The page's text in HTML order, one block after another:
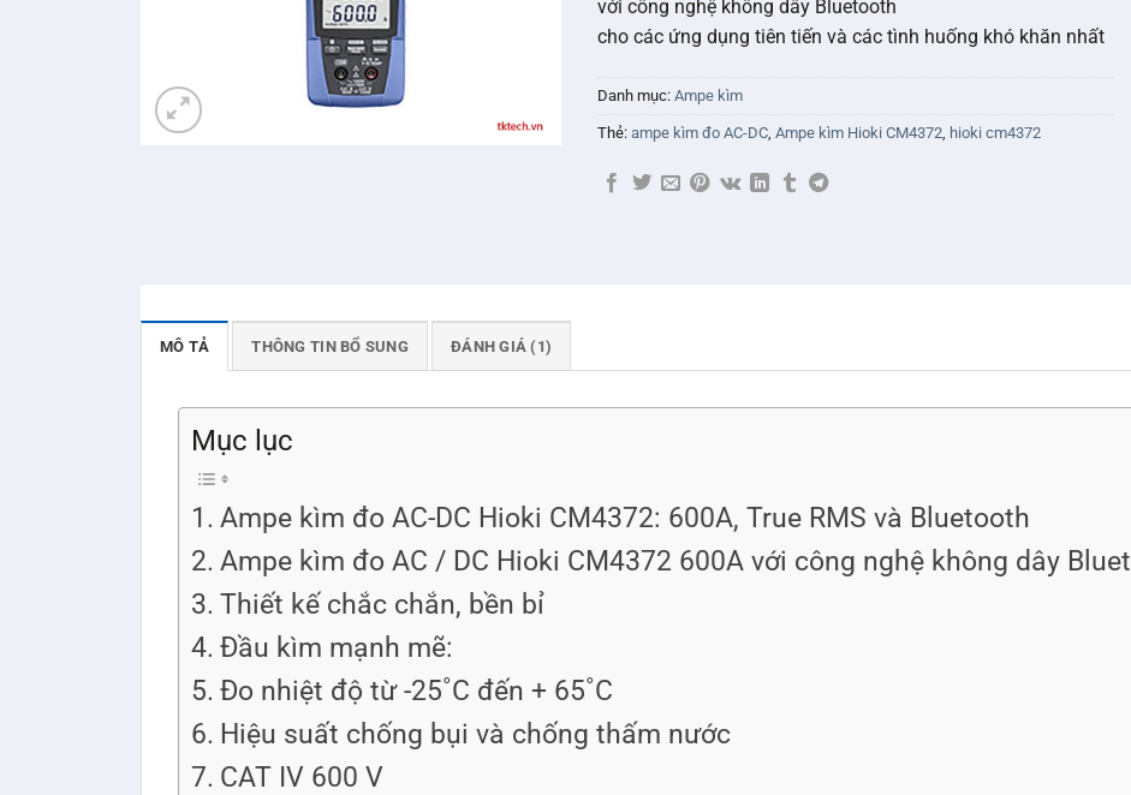
với công nghệ không dây Bluetooth
cho các ứng dụng tiên tiến và các tình huống khó khăn nhất
Danh mục: Ampe kìm
Thẻ: ampe kìm đo AC-DC Ampe kìm Hioki CM4372 hioki cm4372
MÔ TẢ THÔNG TIN BỔ SUNG ĐÁNH GIÁ (1)
Mục lục
Ampe kìm đo AC-DC Hioki CM4372: 600A, True RMS và Bluetooth
Ampe kìm đo AC / DC Hioki CM4372 600A với công nghệ không dây
Thiết kế chắc chắn, bền bỉ
Đầu kìm mạnh mẽ:
Đo nhiệt độ từ -25˚C đến + 65˚C
Hiệu suất chống bụi và chống thấm nước
CAT IV 600 V